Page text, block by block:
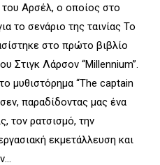
του Αρσέλ, ο οποίος στο
το σενάριο της ταινίας Το
στο πρώτο βιβλίο
Στιγκ Λάρσον “Millennium”.
μυθιστόρημα “The captain
παραδίδοντας μας ένα
τον ρατσισμό, την
εκμετάλλευση και